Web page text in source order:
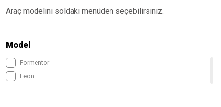
Araç modelini soldaki menüden seçebilirsiniz.
Model
Formentor
Leon